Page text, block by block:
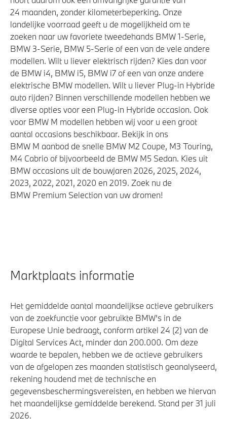
24 maanden, zonder kilometerbeperking. Onze
landelijke voorraad geeft u de mogelijkheid om te
zoeken naar uw favoriete tweedehands BMW 1-Serie,
BMW 3-Serie, BMW 5-Serie of een van de vele andere
modellen. Wilt u liever elektrisch rijden? Kies dan voor
de BMW i4, BMW i5, BMW i7 of een van onze andere
elektrische BMW modellen. Wilt u liever Plug-in Hybride
auto rijden? Binnen verschillende modellen hebben we
diverse opties voor een Plug-in Hybride occasion. Ook
voor BMW M modellen hebben wij voor u een groot
aantal occasions beschikbaar. Bekijk in ons
BMW M aanbod de snelle BMW M2 Coupe, M3 Touring,
M4 Cabrio of bijvoorbeeld de BMW M5 Sedan. Kies uit
BMW occasions uit de bouwjaren 2026, 2025, 2024,
2023, 2022, 2021, 2020 en 2019. Zoek nu de
BMW Premium Selection van uw dromen!
Marktplaats informatie
Het gemiddelde aantal maandelijkse actieve gebruikers
van de zoekfunctie voor gebruikte BMW's in de
Europese Unie bedraagt, conform artikel 24 (2) van de
Digital Services Act, minder dan 200.000. Om deze
waarde te bepalen, hebben we de actieve gebruikers
van de afgelopen zes maanden statistisch geanalyseerd,
rekening houdend met de technische en
gegevensbeschermingsvereisten, en hebben we hiervan
het maandelijkse gemiddelde berekend. Stand per 31 juli
2026.